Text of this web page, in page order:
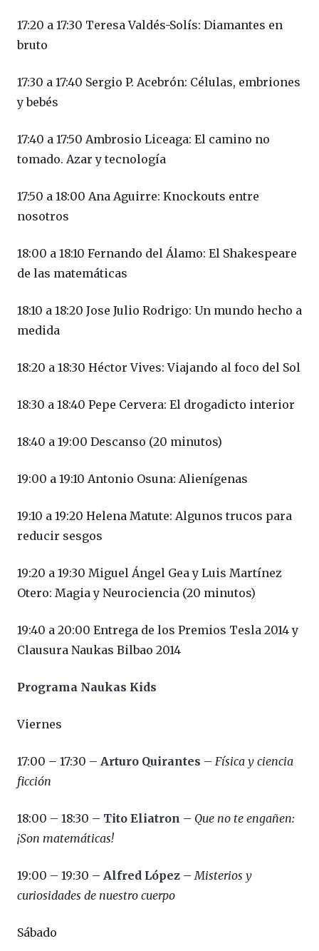
17:20 a 17:30 Teresa Valdés-Solís: Diamantes en
bruto
17:30 a 17:40 Sergio P. Acebrón: Células, embriones
y bebés
17:40 a 17:50 Ambrosio Liceaga: El camino no
tomado. Azar y tecnología
17:50 a 18:00 Ana Aguirre: Knockouts entre
nosotros
18:00 a 18:10 Fernando del Álamo: El Shakespeare
de las matemáticas
18:10 a 18:20 Jose Julio Rodrigo: Un mundo hecho a
medida
18:20 a 18:30 Héctor Vives: Viajando al foco del Sol
18:30 a 18:40 Pepe Cervera: El drogadicto interior
18:40 a 19:00 Descanso (20 minutos)
19:00 a 19:10 Antonio Osuna: Alienígenas
19:10 a 19:20 Helena Matute: Algunos trucos para
reducir sesgos
19:20 a 19:30 Miguel Ángel Gea y Luis Martínez
Otero: Magia y Neurociencia (20 minutos)
19:40 a 20:00 Entrega de los Premios Tesla 2014 y
Clausura Naukas Bilbao 2014
Programa Naukas Kids
Viernes
17:00 – 17:30 – Arturo Quirantes – Física y ciencia
ficción
18:00 – 18:30 – Tito Eliatron – Que no te engañen:
¡Son matemáticas!
19:00 – 19:30 – Alfred López –Misterios y
curiosidades de nuestro cuerpo
Sábado